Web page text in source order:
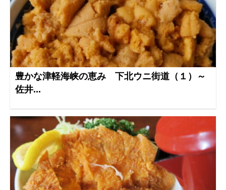
豊かな津軽海峡の恵み 下北ウニ街道（１）～
佐井...